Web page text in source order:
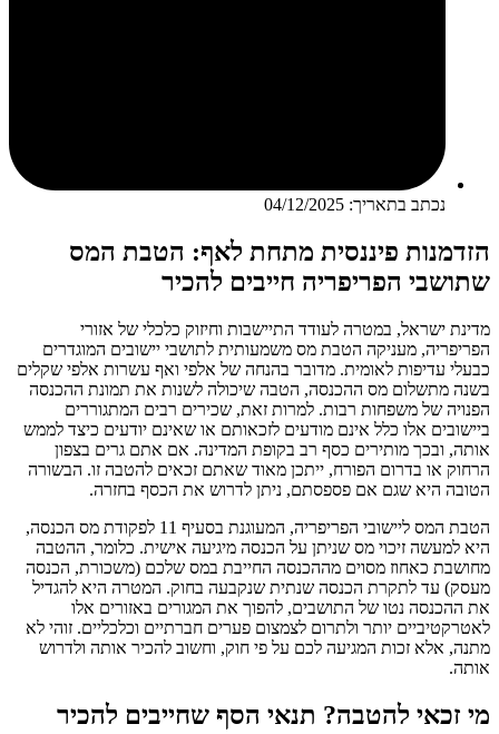
נכתב בתאריך: 04/12/2025
הזדמנות פיננסית מתחת לאף: הטבת המס
שתושבי הפריפריה חייבים להכיר
מדינת ישראל, במטרה לעודד התיישבות וחיזוק כלכלי של אזורי
הפריפריה, מעניקה הטבת מס משמעותית לתושבי יישובים המוגדרים
כבעלי עדיפות לאומית. מדובר בהנחה של אלפי ואף עשרות אלפי שקלים
בשנה מתשלום מס ההכנסה, הטבה שיכולה לשנות את תמונת ההכנסה
הפנויה של משפחות רבות. למרות זאת, שכירים רבים המתגוררים
ביישובים אלו כלל אינם מודעים לזכאותם או שאינם יודעים כיצד לממש
אותה, ובכך מותירים כסף רב בקופת המדינה. אם אתם גרים בצפון
הרחוק או בדרום הפורח, ייתכן מאוד שאתם זכאים להטבה זו. הבשורה
הטובה היא שגם אם פספסתם, ניתן לדרוש את הכסף בחזרה.
הטבת המס ליישובי הפריפריה, המעוגנת בסעיף 11 לפקודת מס הכנסה,
היא למעשה זיכוי מס שניתן על הכנסה מיגיעה אישית. כלומר, ההטבה
מחושבת כאחוז מסוים מההכנסה החייבת במס שלכם (משכורת, הכנסה
מעסק) עד לתקרת הכנסה שנתית שנקבעה בחוק. המטרה היא להגדיל
את ההכנסה נטו של התושבים, להפוך את המגורים באזורים אלו
לאטרקטיביים יותר ולתרום לצמצום פערים חברתיים וכלכליים. זוהי לא
מתנה, אלא זכות המגיעה לכם על פי חוק, וחשוב להכיר אותה ולדרוש
אותה.
מי זכאי להטבה? תנאי הסף שחייבים להכיר